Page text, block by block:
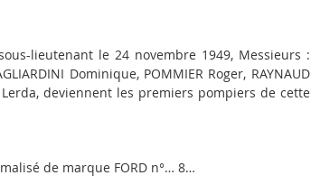
lieutenant le 24 novembre 1949, Messieurs :
Dominique, POMMIER Roger, RAYNAUD
Lerda, deviennent les premiers pompiers de cette
de marque FORD n°… 8…